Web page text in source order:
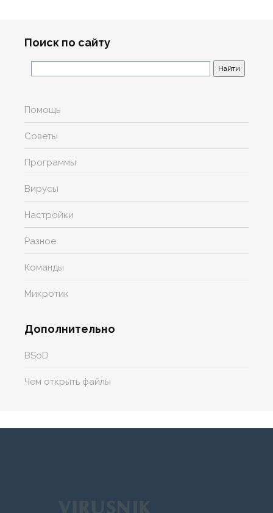
Поиск по сайту
Помощь
Советы
Программы
Вирусы
Настройки
Разное
Команды
Микротик
Дополнительно
BSoD
Чем открыть файлы